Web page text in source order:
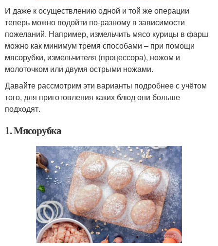
И даже к осуществлению одной и той же операции
теперь можно подойти по-разному в зависимости
пожеланий. Например, измельчить мясо курицы в фарш
можно как минимум тремя способами – при помощи
мясорубки, измельчителя (процессора), ножом и
молоточком или двумя острыми ножами.
Давайте рассмотрим эти варианты подробнее с учётом
того, для приготовления каких блюд они больше
подходят.
1. Мясорубка